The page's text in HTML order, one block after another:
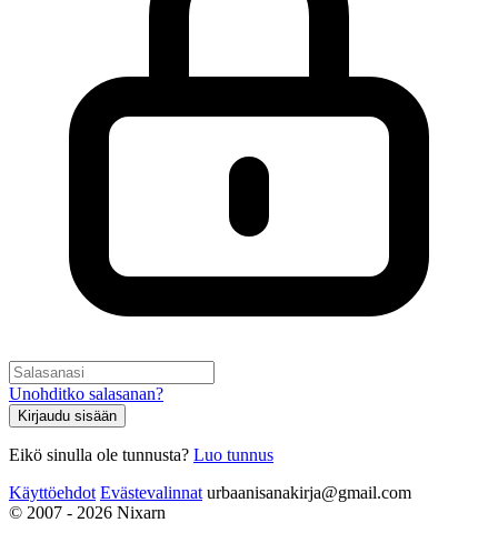
Unohditko salasanan?
Kirjaudu sisään
Eikö sinulla ole tunnusta? Luo tunnus
Käyttöehdot Evästevalinnat urbaanisanakirja@gmail.com
© 2007 - 2026 Nixarn